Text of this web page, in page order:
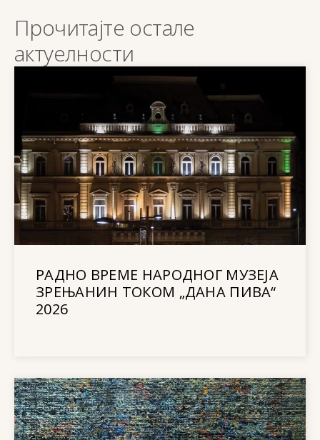
Прочитајте остале
актуелности
РАДНО ВРЕМЕ НАРОДНОГ МУЗЕЈА
ЗРЕЊАНИН ТОКОМ „ДАНА ПИВА“
2026